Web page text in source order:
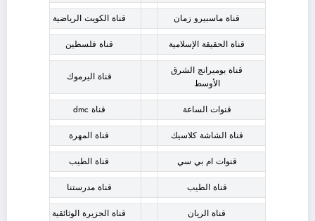
قناة ماسبيرو زمان قناة الكويت الرياضية
قناة الحقيقة الإسلامية قناة فلسطين
قناة بوميرانج الشرق
الأوسط
قناة اليرموك
قنوات الساعة قناة dmc
قناة الشاشة كلاسيك قناة المهرة
قنوات ام بي سي قناة الطيب
قناة الطيب قناة مدرستنا
قناة الريان قناة الجزيرة الوثائقية